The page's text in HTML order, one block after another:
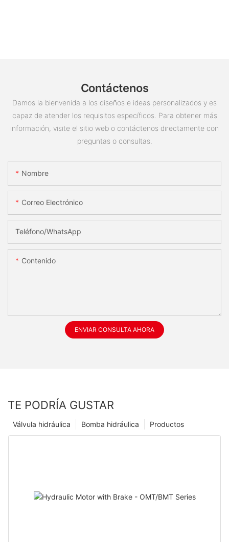
Contáctenos
Damos la bienvenida a los diseños e ideas personalizados y es
capaz de atender los requisitos específicos. Para obtener más
información, visite el sitio web o contáctenos directamente con
preguntas o consultas.
Nombre
Correo Electrónico
Teléfono/WhatsApp
Contenido
ENVIAR CONSULTA AHORA
TE PODRÍA GUSTAR
Productos
Bomba hidráulica
Válvula hidráulica